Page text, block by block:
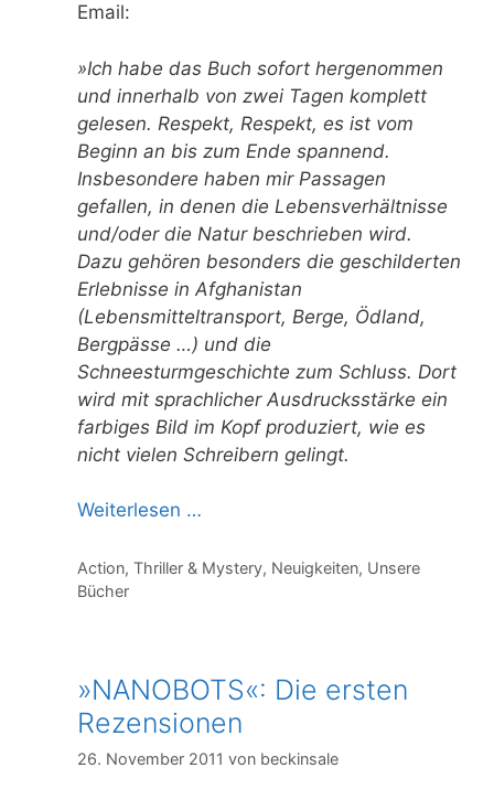
Email:
»Ich habe das Buch sofort hergenommen
und innerhalb von zwei Tagen komplett
gelesen. Respekt, Respekt, es ist vom
Beginn an bis zum Ende spannend.
Insbesondere haben mir Passagen
gefallen, in denen die Lebensverhältnisse
und/oder die Natur beschrieben wird.
Dazu gehören besonders die geschilderten
Erlebnisse in Afghanistan
(Lebensmitteltransport, Berge, Ödland,
Bergpässe …) und die
Schneesturmgeschichte zum Schluss. Dort
wird mit sprachlicher Ausdrucksstärke ein
farbiges Bild im Kopf produziert, wie es
nicht vielen Schreibern gelingt.
Weiterlesen …
Kategorien
Action, Thriller & Mystery, Neuigkeiten, Unsere
Bücher
»NANOBOTS«: Die ersten
Rezensionen
26. November 2011 von beckinsale